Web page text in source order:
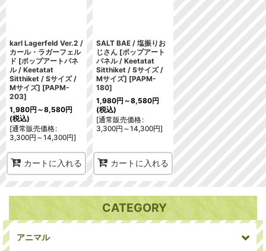
karl Lagerfeld Ver.2 /
カール・ラガーフェル
ド [ポップアートパネ
ル / Keetatat
Sitthiket / Sサイズ /
Mサイズ] [PAPM-
203]
1,980円 ～8,580円
(税込)
[通常販売価格:
3,300円 ～14,300円]
カートに入れる
SALT BAE / 塩振りお
じさん [ポップアート
パネル / Keetatat
Sitthiket / Sサイズ /
Mサイズ] [PAPM-
180]
1,980円 ～8,580円
(税込)
[通常販売価格:
3,300円 ～14,300円]
カートに入れる
CATEGORY
アニマル